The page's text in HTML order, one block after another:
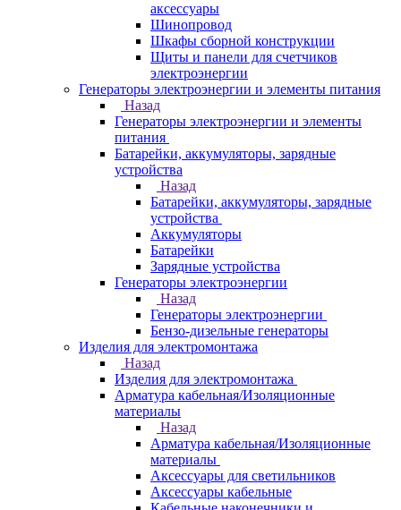
аксессуары
Шинопровод
Шкафы сборной конструкции
Щиты и панели для счетчиков
электроэнергии
Генераторы электроэнергии и элементы питания
Назад
Генераторы электроэнергии и элементы
питания
Батарейки, аккумуляторы, зарядные
устройства
Назад
Батарейки, аккумуляторы, зарядные
устройства
Аккумуляторы
Батарейки
Зарядные устройства
Генераторы электроэнергии
Назад
Генераторы электроэнергии
Бензо-дизельные генераторы
Изделия для электромонтажа
Назад
Изделия для электромонтажа
Арматура кабельная/Изоляционные
материалы
Назад
Арматура кабельная/Изоляционные
материалы
Аксессуары для светильников
Аксессуары кабельные